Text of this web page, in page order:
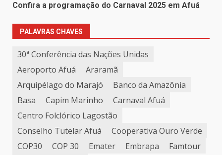
Confira a programação do Carnaval 2025 em Afuá
PALAVRAS CHAVES
30ª Conferência das Nações Unidas
Aeroporto Afuá
Araramã
Arquipélago do Marajó
Banco da Amazônia
Basa
Capim Marinho
Carnaval Afuá
Centro Folclórico Lagostão
Conselho Tutelar Afuá
Cooperativa Ouro Verde
COP30
COP 30 Emater Embrapa
Famtour